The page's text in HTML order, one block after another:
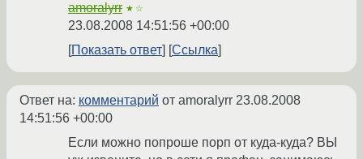
amoralyrr ★☆
23.08.2008 14:51:56 +00:00
Показать ответ
Ссылка
Ответ на: комментарий от amoralyrr 23.08.2008
14:51:56 +00:00
Если можно попроше порп от куда-куда? ВЫ